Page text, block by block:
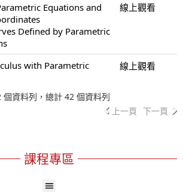
Equations and
Defined by Parametric
線上觀看
with Parametric
線上觀看
個資料列，總計 42 個資料列
上一頁 下一頁
課程專區